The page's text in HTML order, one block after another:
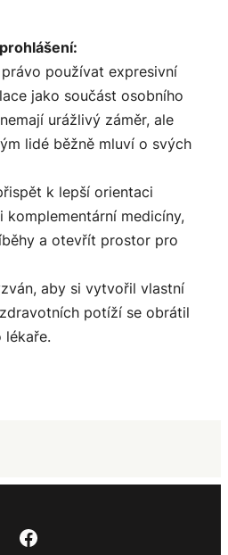
používat expresivní
jako součást osobního
urážlivý záměr, ale
lidé běžně mluví o svých
k lepší orientaci
komplementární medicíny,
a otevřít prostor pro
aby si vytvořil vlastní
potíží se obrátil
lékaře.
Facebook